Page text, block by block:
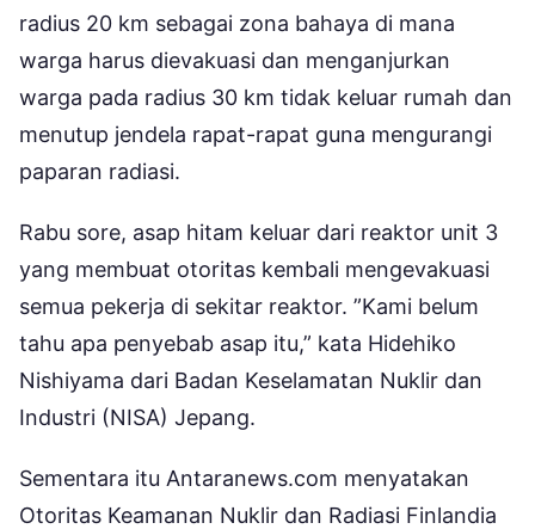
radius 20 km sebagai zona bahaya di mana
warga harus dievakuasi dan menganjurkan
warga pada radius 30 km tidak keluar rumah dan
menutup jendela rapat-rapat guna mengurangi
paparan radiasi.
Rabu sore, asap hitam keluar dari reaktor unit 3
yang membuat otoritas kembali mengevakuasi
semua pekerja di sekitar reaktor. ”Kami belum
tahu apa penyebab asap itu,” kata Hidehiko
Nishiyama dari Badan Keselamatan Nuklir dan
Industri (NISA) Jepang.
Sementara itu Antaranews.com menyatakan
Otoritas Keamanan Nuklir dan Radiasi Finlandia